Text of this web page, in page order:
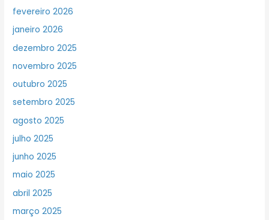
fevereiro 2026
janeiro 2026
dezembro 2025
novembro 2025
outubro 2025
setembro 2025
agosto 2025
julho 2025
junho 2025
maio 2025
abril 2025
março 2025